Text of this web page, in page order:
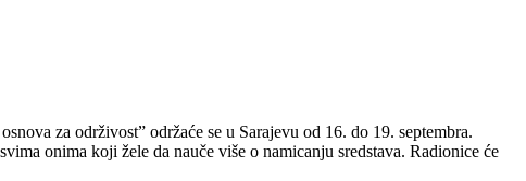
za održivost” održaće se u Sarajevu od 16. do 19. septembra.
onima koji žele da nauče više o namicanju sredstava. Radionice će